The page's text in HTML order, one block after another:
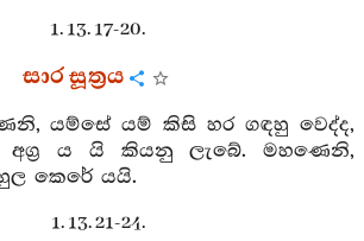
1. 13. 17-20.
සාර සූත්‍රය
යම්සේ යම් කිසි හර ගඳහු වෙද්ද,
අග්‍ර ය යි කියනු ලැබේ. මහණෙනි,
කෙරේ යයි.
1. 13. 21-24.